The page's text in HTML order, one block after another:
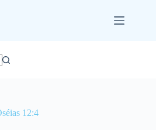
12:4